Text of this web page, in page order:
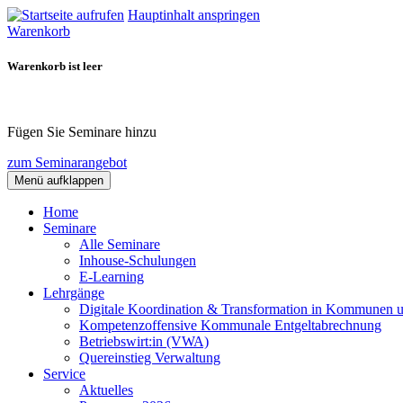
Hauptinhalt anspringen
Warenkorb
Warenkorb ist leer
Fügen Sie Seminare hinzu
zum Seminarangebot
Menü aufklappen
Home
Seminare
Alle Seminare
Inhouse-Schulungen
E-Learning
Lehrgänge
Digitale Koordination & Transformation in Kommunen
Kompetenzoffensive Kommunale Entgeltabrechnung
Betriebswirt:in (VWA)
Quereinstieg Verwaltung
Service
Aktuelles